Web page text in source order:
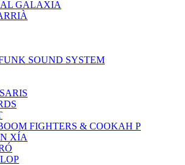
GALAXIA
SOUND SYSTEM
FIGHTERS & COOKAH P
XÍA